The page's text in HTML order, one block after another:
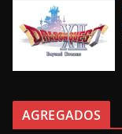
AGREGADOS